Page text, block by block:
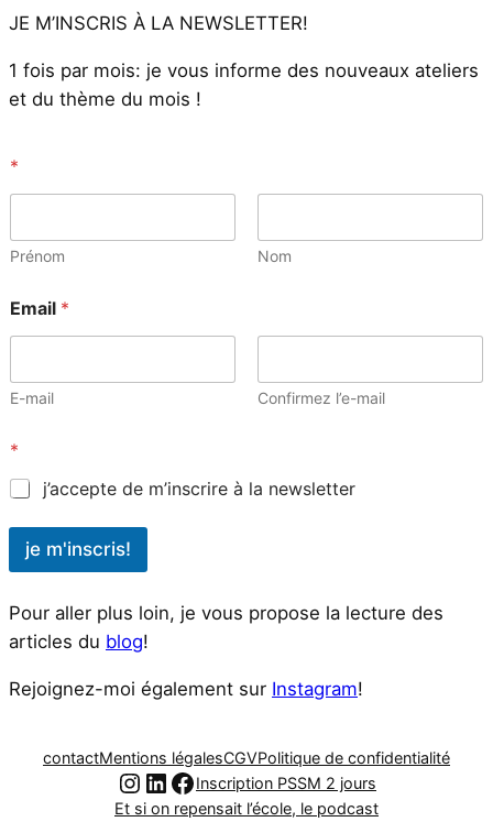
JE M’INSCRIS À LA NEWSLETTER!
1 fois par mois: je vous informe des nouveaux ateliers
et du thème du mois !
*
E
i
*
Prénom Nom
Email *
E-mail Confirmez l’e-mail
*
j’accepte de m’inscrire à la newsletter
je m'inscris!
Pour aller plus loin, je vous propose la lecture des
articles du blog!
Rejoignez-moi également sur Instagram!
contactMentions légalesCGVPolitique de confidentialité
Instagram
LinkedIn
Facebook
Inscription PSSM 2 jours
Et si on repensait l’école, le podcast